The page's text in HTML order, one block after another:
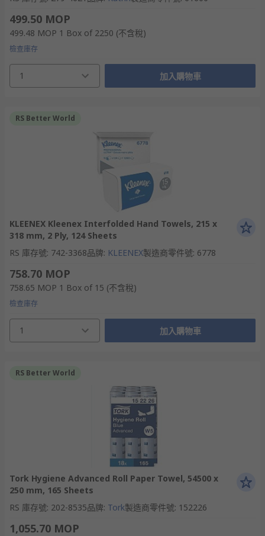
499.50 MOP
499.48 MOP 1 Box of 2250 (不含稅)
檢查庫存
1 加入購物車
RS Better World
KLEENEX Kleenex Interfolded Hand Towels, 215 x
318 mm, 2 Ply, 124 Sheets
RS 庫存號: 742-3368品牌: KLEENEX製造商零件號: 6778
758.70 MOP
758.65 MOP 1 Box of 15 (不含稅)
檢查庫存
1 加入購物車
RS Better World
Tork Hygiene Advanced Roll Paper Towel, 54500 x
250 mm, 165 Sheets
RS 庫存號: 202-8535品牌: Tork製造商零件號: 152226
1,055.70 MOP